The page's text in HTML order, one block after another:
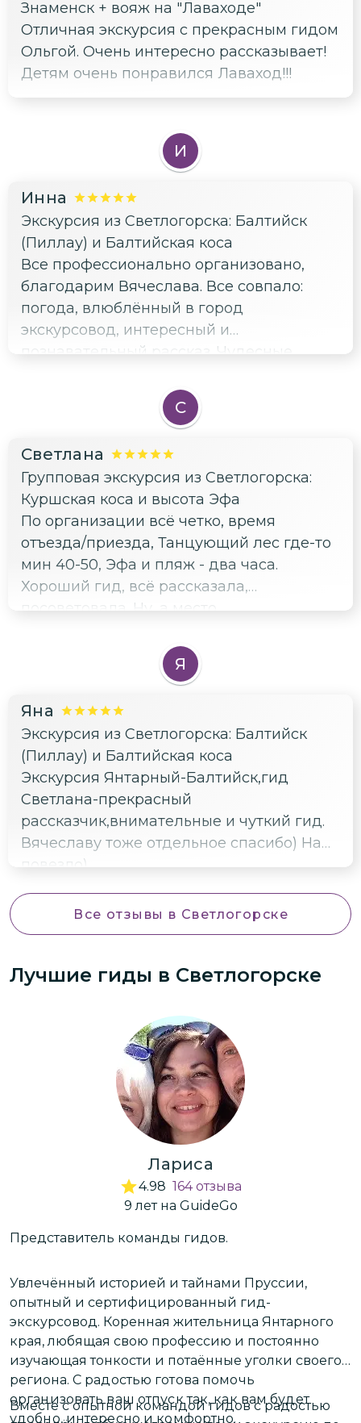
Знаменск + вояж на "Лаваходе"
Отличная экскурсия с прекрасным гидом
Ольгой. Очень интересно рассказывает!
Детям очень понравился Лаваход!!!
И
Инна
Экскурсия из Светлогорска: Балтийск
(Пиллау) и Балтийская коса
Все профессионально организовано,
благодарим Вячеслава. Все совпало:
погода, влюблённый в город
экскурсовод, интересный и
познавательный рассказ. Чудесные
С
Светлана
Групповая экскурсия из Светлогорска:
Куршская коса и высота Эфа
По организации всё четко, время
отъезда/приезда, Танцующий лес где-то
мин 40-50, Эфа и пляж - два часа.
Хороший гид, всё рассказала,
посоветовала. Ну, а место
сожалению, не передают масштаба и
Я
Яна
Экскурсия из Светлогорска: Балтийск
(Пиллау) и Балтийская коса
Экскурсия Янтарный-Балтийск,гид
Светлана-прекрасный
рассказчик,внимательные и чуткий гид.
Вячеславу тоже отдельное спасибо) Нам
повезло)
Все отзывы в Светлогорске
Лучшие гиды в Светлогорске
Лариса
4.98 164 отзыва
9 летна GuideGo
Представитель команды гидов.
Увлечённый историей и тайнами Пруссии,
опытный и сертифицированный гид-
экскурсовод. Коренная жительница Янтарного
края, любящая свою профессию и постоянно
изучающая тонкости и потаённые уголки своего
региона. С радостью готова помочь
организовать ваш отпуск так, как вам будет
удобно, интересно и комфортно.
Вместе с опытной командой гидов с радостью